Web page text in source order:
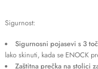
Sigurnost:
Sigurnosni pojasevi s 3
lako skinuti, kada se ENOCK
Zaštitna prečka na stolici